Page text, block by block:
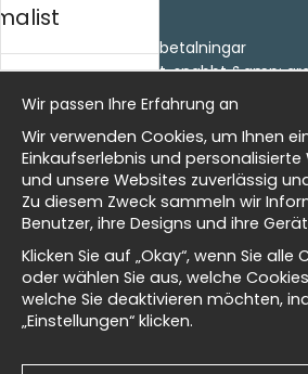
Villkor
- Returer och återbetalningar
- Leverans - enkelt, snabbt &amp;
Om cookies
Meine Favoriten
Information
Wir sind Wallnest
FAQ
Newsletter
Erhalten Sie unsere besten Angebote und
Mailadresse
history
Wallnest
Wir passen Ihre Erfahrung an
Wir verwenden Cookies, um Ihnen
Einkaufserlebnis und
und unsere Websites zuverlässig
Zu diesem Zweck sammeln wir
Benutzer, ihre Designs und ihre
Klicken Sie auf „Okay“, wenn Sie alle
oder wählen Sie aus, welche
welche Sie deaktivieren möchten,
„Einstellungen“ klicken.